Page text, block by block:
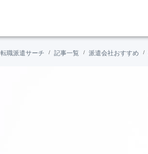
転職派遣サーチ 記事一覧 派遣会社おすすめ